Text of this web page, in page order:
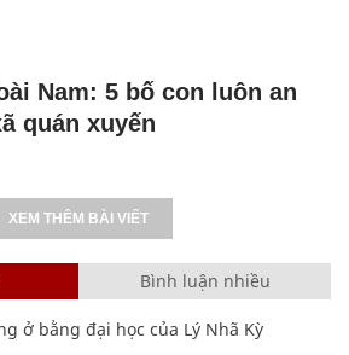
Nam: 5 bố con luôn an
quán xuyến
XEM THÊM BÀI VIẾT
Bình luận nhiều
ở bằng đại học của Lý Nhã Kỳ